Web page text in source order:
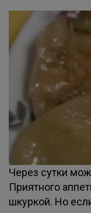
Через сутки
Приятного
шкуркой. Но